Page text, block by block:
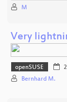
M
Very
openSUSE
Bernhard M.